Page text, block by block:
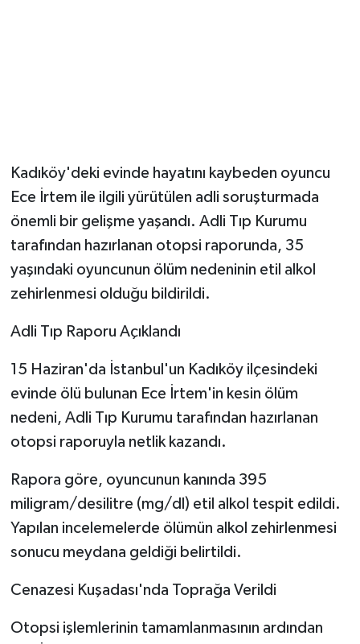
Kadıköy'deki evinde hayatını kaybeden oyuncu
Ece İrtem ile ilgili yürütülen adli soruşturmada
önemli bir gelişme yaşandı. Adli Tıp Kurumu
tarafından hazırlanan otopsi raporunda, 35
yaşındaki oyuncunun ölüm nedeninin etil alkol
zehirlenmesi olduğu bildirildi.
Adli Tıp Raporu Açıklandı
15 Haziran'da İstanbul'un Kadıköy ilçesindeki
evinde ölü bulunan Ece İrtem'in kesin ölüm
nedeni, Adli Tıp Kurumu tarafından hazırlanan
otopsi raporuyla netlik kazandı.
Rapora göre, oyuncunun kanında 395
miligram/desilitre (mg/dl) etil alkol tespit edildi.
Yapılan incelemelerde ölümün alkol zehirlenmesi
sonucu meydana geldiği belirtildi.
Cenazesi Kuşadası'nda Toprağa Verildi
Otopsi işlemlerinin tamamlanmasının ardından